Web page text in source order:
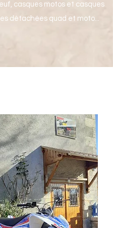
casques motos et casques
détachées quad et moto...